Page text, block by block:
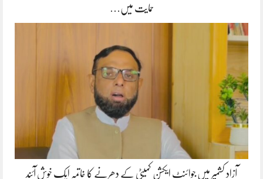
حمایت میں…
آزاد کشمیر میں جوائنٹ ایکشن کمیٹی کے دھرنے کا خاتمہ ایک خوش آئند